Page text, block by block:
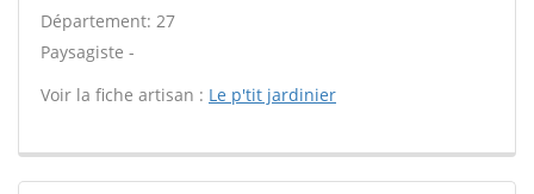
Département: 27
Paysagiste -
Voir la fiche artisan : Le p'tit jardinier